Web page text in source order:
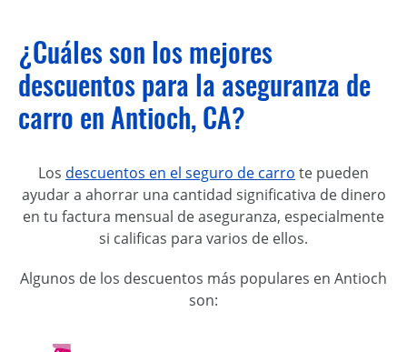
¿Cuáles son los mejores
descuentos para la aseguranza de
carro en Antioch, CA?
Los descuentos en el seguro de carro te pueden
ayudar a ahorrar una cantidad significativa de dinero
en tu factura mensual de aseguranza, especialmente
si calificas para varios de ellos.
Algunos de los descuentos más populares en Antioch
son: